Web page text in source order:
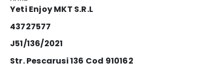
Yeti Enjoy MKT S.R.L
43727577
J51/136/2021
Str. Pescarusi 136 Cod 910162